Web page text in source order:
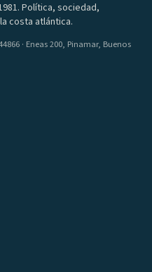
Política, sociedad,
costa atlántica.
· Eneas 200, Pinamar, Buenos